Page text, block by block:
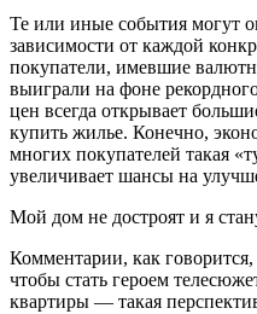
Те или иные события могут
зависимости от каждой
покупатели, имевшие
выиграли на фоне
цен всегда открывает
купить жилье. Конечно,
многих покупателей такая
увеличивает шансы на
Мой дом не достроят и я
Комментарии, как
чтобы стать героем
квартиры — такая